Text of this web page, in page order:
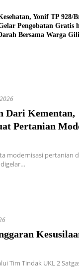
Yonif TP 928/
Pengobatan Gratis
Bersama Warga
Dari Kementan,
Pertanian
modernisasi pertanian
Tim Tindak UKL 2